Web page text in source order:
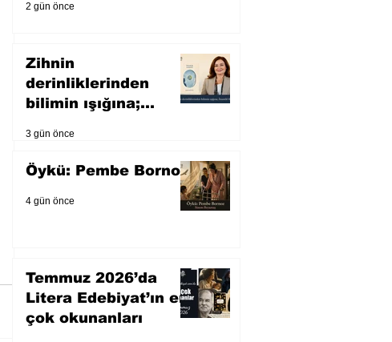
2 gün önce
Zihnin
derinliklerinden
bilimin ışığına;
3 gün önce
Öykü: Pembe Bornoz
4 gün önce
Temmuz 2026’da
Litera Edebiyat’ın en
çok okunanları